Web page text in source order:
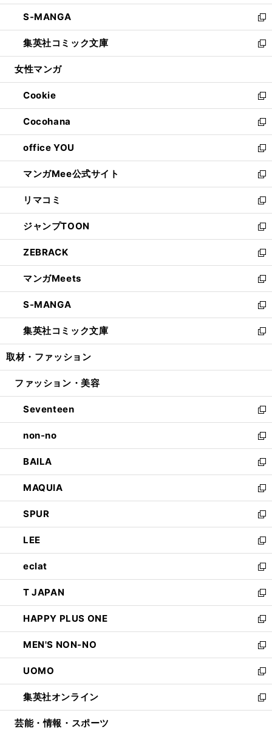
開
く
ウ
で
開
く
ン
ド
ウ
で
開
ウ
ィ
ン
ド
ウ
開
く
し
い
ウ
ィ
ン
ウ
で
開
く
S-MANGA
新
し
い
ウ
ン
ド
ウ
で
開
く
集英社コミック文庫
新
し
ウ
ィ
ン
ド
ウ
で
開
く
女性マンガ
Cookie
新
し
い
ウ
ィ
ン
ド
ウ
で
開
く
Cocohana
新
し
い
ウ
ィ
ン
ド
ウ
で
開
く
office YOU
新
し
い
ウ
ィ
ン
ド
ウ
で
開
く
マンガMee公式サイト
新
し
い
ウ
ィ
ン
ド
ウ
で
開
く
リマコミ
新
し
い
ウ
ィ
ン
ド
ウ
で
開
く
ジャンプTOON
新
し
い
ウ
ィ
ン
ド
ウ
で
開
ZEBRACK
新
し
い
ウ
ィ
ン
ド
ウ
開
マンガMeets
新
し
い
ウ
ィ
ン
ウ
開
く
S-MANGA
新
し
い
ウ
ン
ウ
で
開
く
集英社コミック文庫
新
し
ウ
ン
ド
ウ
で
開
く
取材・ファッション
ファッション・美容
Seventeen
新
し
い
ウ
ィ
ン
ド
ウ
で
開
く
non-no
新
し
い
ウ
ィ
ン
ド
ウ
で
開
く
BAILA
新
し
い
ウ
ィ
ン
ド
ウ
で
開
く
MAQUIA
新
し
い
ウ
ィ
ン
ド
ウ
で
開
く
SPUR
新
し
い
ウ
ィ
ン
ド
ウ
で
開
く
LEE
新
し
い
ウ
ィ
ン
ド
ウ
で
開
く
eclat
新
し
い
ウ
ィ
ン
ド
ウ
で
開
く
T JAPAN
新
し
い
ウ
ィ
ン
ド
ウ
で
開
HAPPY PLUS ONE
新
し
い
ウ
ィ
ン
ド
ウ
MEN'S NON-NO
新
し
い
ウ
ィ
ン
UOMO
新
し
い
ウ
集英社オンライン
新
し
芸能・情報・スポーツ